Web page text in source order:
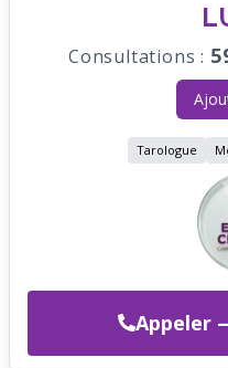
Consultations :
Tarologue
Appeler